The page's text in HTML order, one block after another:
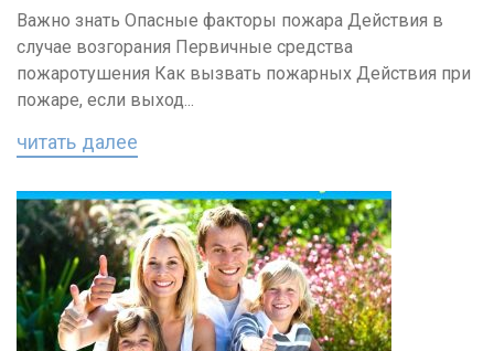
Важно знать Опасные факторы пожара Действия в
случае возгорания Первичные средства
пожаротушения Как вызвать пожарных Действия при
пожаре, если выход...
читать далее